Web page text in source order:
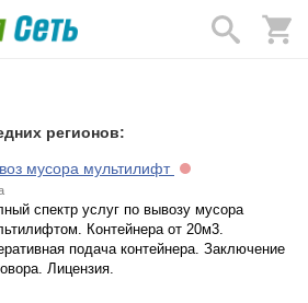
регионов:
мусора мультилифт
спектр услуг по вывозу мусора
Контейнера от 20м3.
подача контейнера. Заключение
Лицензия.